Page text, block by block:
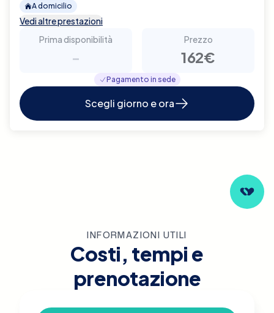
A domicilio
Vedi altre prestazioni
Prima disponibilità
-
Prezzo
162€
Pagamento in sede
Scegli giorno e ora
INFORMAZIONI UTILI
Costi, tempi e
prenotazione